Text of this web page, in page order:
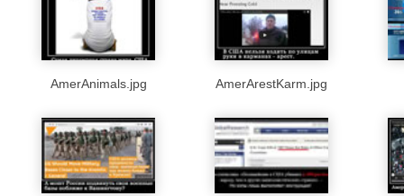
AmerAnimals.jpg AmerArestKarm.jpg